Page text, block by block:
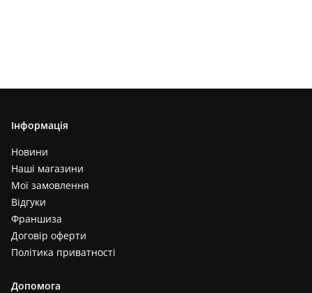
Інформація
Новини
Наші магазини
Мої замовлення
Відгуки
Франшиза
Договір оферти
Політика приватності
Допомога